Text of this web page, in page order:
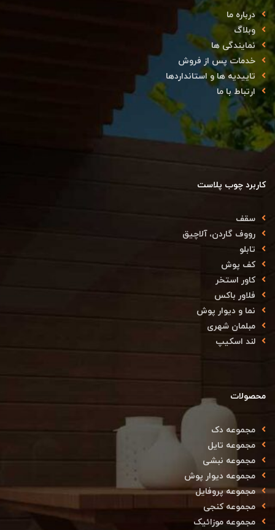
درباره ما
وبلاگ
نمایندگی ها
خدمات پس از فروش
تاییدیه ها و استانداردها
ارتباط با ما
کاربرد چوب پلاست
سقف
رووف گاردن، آلاچیق
تابلو
کف پوش
کاور استخر
فلاور باکس
نما و دیوار پوش
مبلمان شهری
لند اسکیپ
محصولات
مجموعه دک
مجموعه تایل
مجموعه نبشی
مجموعه دیوار پوش
مجموعه پروفایل
مجموعه کنجی
مجموعه موزائیک